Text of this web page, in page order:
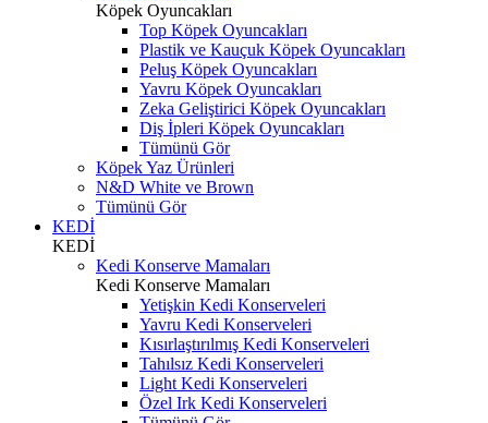
Köpek Oyuncakları
Top Köpek Oyuncakları
Plastik ve Kauçuk Köpek Oyuncakları
Peluş Köpek Oyuncakları
Yavru Köpek Oyuncakları
Zeka Geliştirici Köpek Oyuncakları
Diş İpleri Köpek Oyuncakları
Tümünü Gör
Köpek Yaz Ürünleri
N&D White ve Brown
Tümünü Gör
KEDİ
KEDİ
Kedi Konserve Mamaları
Kedi Konserve Mamaları
Yetişkin Kedi Konserveleri
Yavru Kedi Konserveleri
Kısırlaştırılmış Kedi Konserveleri
Tahılsız Kedi Konserveleri
Light Kedi Konserveleri
Özel Irk Kedi Konserveleri